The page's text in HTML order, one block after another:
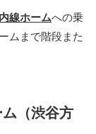
線ホームへの乗
ムまで階段また
（渋谷方